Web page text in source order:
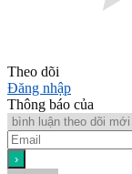
Theo dõi
Đăng nhập
Thông báo của